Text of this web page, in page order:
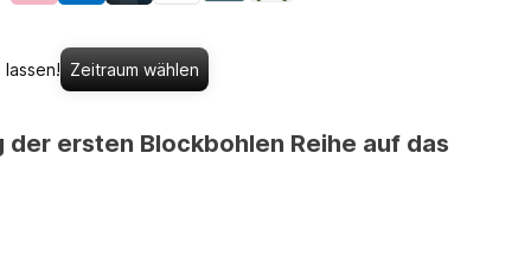
Zeitraum wählen
ersten Blockbohlen Reihe auf das